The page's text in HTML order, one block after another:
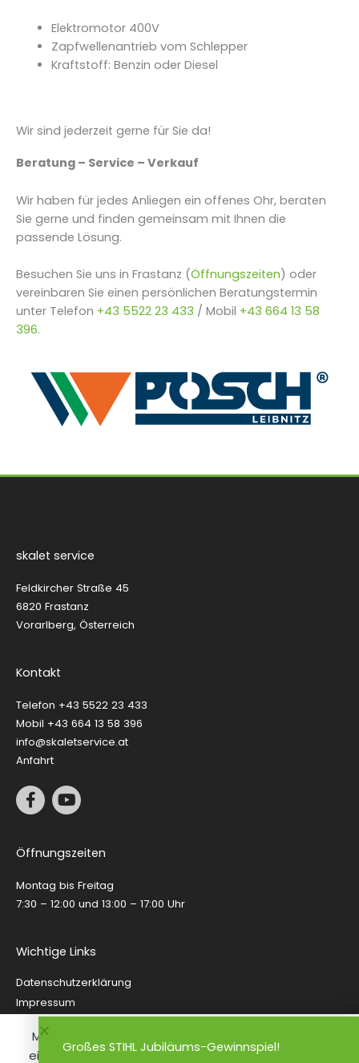
Mit dem Besuch unserer Website erklären Sie sich
einverstanden mit unsererDatenschutzerklärung
Elektromotor 400V
Zapfwellenantrieb vom Schlepper
Kraftstoff: Benzin oder Diesel
Wir sind jederzeit gerne für Sie da!
Beratung – Service – Verkauf
Wir haben für jedes Anliegen ein offenes Ohr, beraten
Sie gerne und finden gemeinsam mit Ihnen die
passende Lösung.
Besuchen Sie uns in Frastanz (Öffnungszeiten) oder
vereinbaren Sie einen persönlichen Beratungstermin
unter Telefon +43 5522 23 433 / Mobil +43 664 13 58
396.
skalet service
Feldkircher Straße 45
6820 Frastanz
Vorarlberg, Österreich
Kontakt
Telefon +43 5522 23 433
Mobil +43 664 13 58 396
info@skaletservice.at
Anfahrt
F
a
b
o
k
Y
o
u
e
Öffnungszeiten
Montag bis Freitag
7:30 – 12:00 und 13:00 – 17:00 Uhr
Wichtige Links
Datenschutzerklärung
Impressum
Versandarten & Kosten
Großes STIHL Jubiläums-Gewinnspiel!